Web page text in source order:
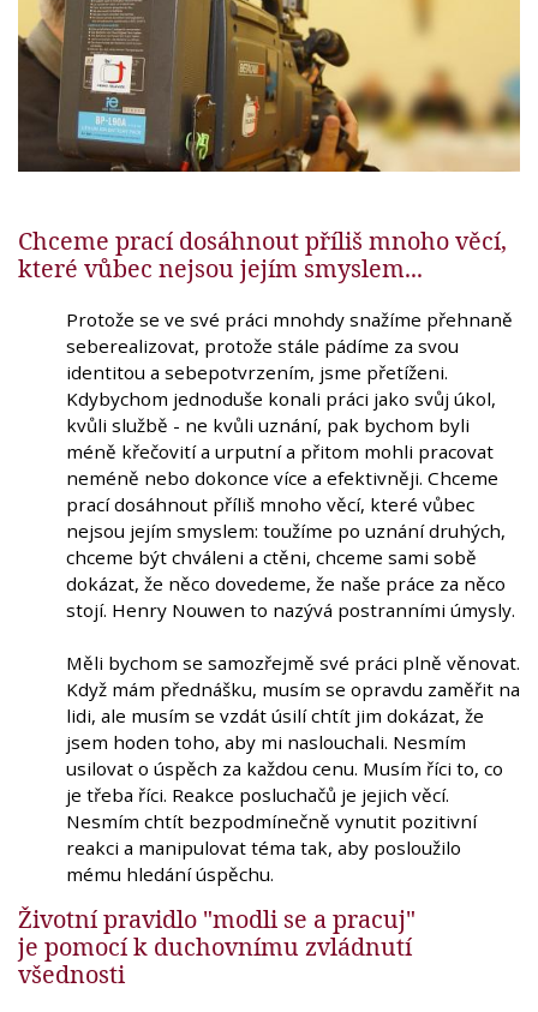
Chceme prací dosáhnout příliš mnoho věcí,
které vůbec nejsou jejím smyslem...
Protože se ve své práci mnohdy snažíme přehnaně
seberealizovat, protože stále pádíme za svou
identitou a sebepotvrzením, jsme přetíženi.
Kdybychom jednoduše konali práci jako svůj úkol,
kvůli službě - ne kvůli uznání, pak bychom byli
méně křečovití a urputní a přitom mohli pracovat
neméně nebo dokonce více a efektivněji. Chceme
prací dosáhnout příliš mnoho věcí, které vůbec
nejsou jejím smyslem: toužíme po uznání druhých,
chceme být chváleni a ctěni, chceme sami sobě
dokázat, že něco dovedeme, že naše práce za něco
stojí. Henry Nouwen to nazývá postranními úmysly.
Měli bychom se samozřejmě své práci plně věnovat.
Když mám přednášku, musím se opravdu zaměřit na
lidi, ale musím se vzdát úsilí chtít jim dokázat, že
jsem hoden toho, aby mi naslouchali. Nesmím
usilovat o úspěch za každou cenu. Musím říci to, co
je třeba říci. Reakce posluchačů je jejich věcí.
Nesmím chtít bezpodmínečně vynutit pozitivní
reakci a manipulovat téma tak, aby posloužilo
mému hledání úspěchu.
Životní pravidlo "modli se a pracuj"
je pomocí k duchovnímu zvládnutí
všednosti